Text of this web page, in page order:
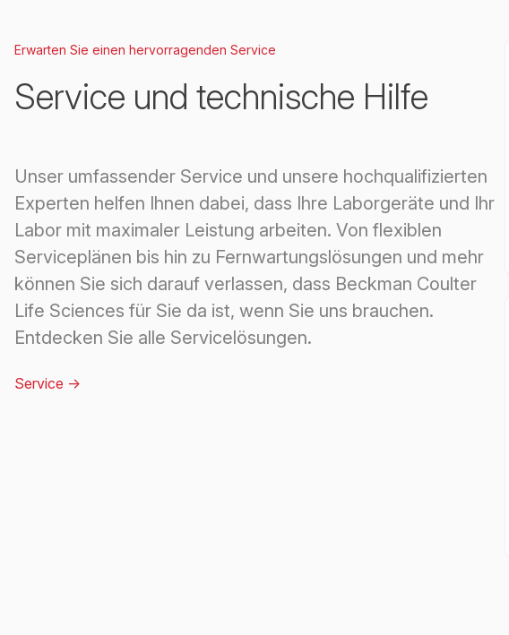
Erwarten Sie einen hervorragenden Service
Service und technische Hilfe
Unser umfassender Service und unsere hochqualifizierten
Experten helfen Ihnen dabei, dass Ihre Laborgeräte und Ihr
Labor mit maximaler Leistung arbeiten. Von flexiblen
Serviceplänen bis hin zu Fernwartungslösungen und mehr
können Sie sich darauf verlassen, dass Beckman Coulter
Life Sciences für Sie da ist, wenn Sie uns brauchen.
Entdecken Sie alle Servicelösungen.
Service ->